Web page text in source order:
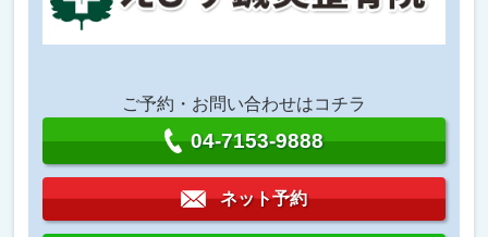
ご予約・お問い合わせはコチラ
04-7153-9888
ネット予約